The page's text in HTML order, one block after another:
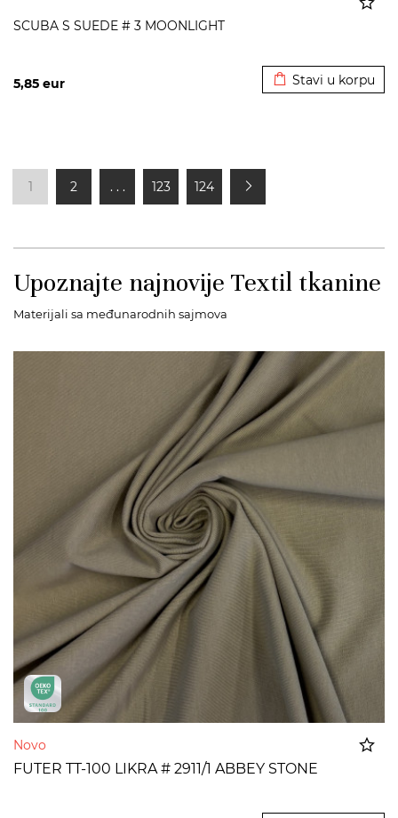
SCUBA S SUEDE # 3 MOONLIGHT
5,85 eur Stavi u korpu
1 2 . . . 123 124
Upoznajte najnovije Textil tkanine
Materijali sa međunarodnih sajmova
Novo
FUTER TT-100 LIKRA # 2911/1 ABBEY STONE